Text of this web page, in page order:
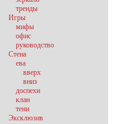
тренды
Игры
мифы
офис
руководство
Стена
ева
вверх
вниз
доспехи
клан
тени
Эксклюзив